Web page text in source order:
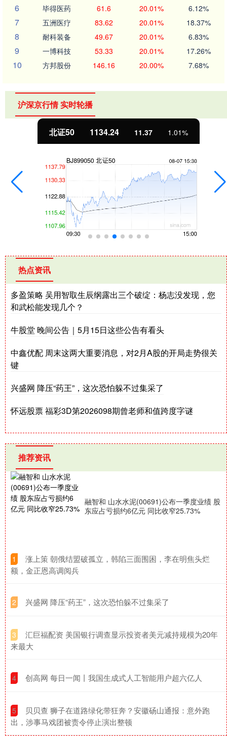
6 毕得医药 61.6 20.01% 6.12%
7 五洲医疗 83.62 20.01% 18.37%
8 耐科装备 49.67 20.01% 6.83%
9 一博科技 53.33 20.01% 17.26%
10 方邦股份 146.16 20.00% 7.68%
沪深京行情 实时轮播
北证50 1134.24 11.37 1.01%
热点资讯
多盈策略 吴用智取生辰纲露出三个破绽：杨志没发现，您
和武松能发现几个？
牛股堂 晚间公告｜5月15日这些公告有看头
中鑫优配 周末这两大重要消息，对2月A股的开局走势很关
键
兴盛网 降压“药王”，这次恐怕躲不过集采了
怀远股票 福彩3D第2026098期曾老师和值跨度字谜
推荐资讯
融智和 山水水泥(00691)公布一季度业绩 股
东应占亏损约6亿元 同比收窄25.73%
1
​涨上策 朝俄结盟破孤立，韩陷三面围困，李在明焦头烂
额，金正恩高调阅兵
2 ​兴盛网 降压“药王”，这次恐怕躲不过集采了
3
​汇巨福配资 美国银行调查显示投资者美元减持规模为20年
来最大
4 ​创高网 每日一闻丨我国生成式人工智能用户超六亿人
5
​贝贝查 狮子在道路绿化带狂奔？安徽砀山通报：意外跑
出，涉事马戏团被责令停止演出整顿